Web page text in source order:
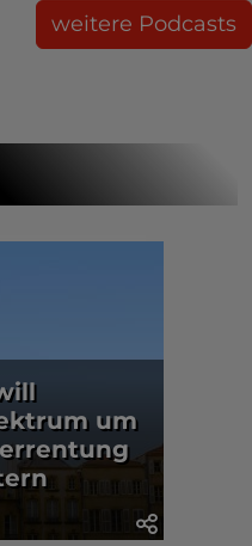
weitere Podcasts
um